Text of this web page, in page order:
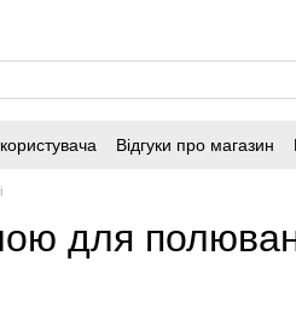
Відгуки про магазин
для